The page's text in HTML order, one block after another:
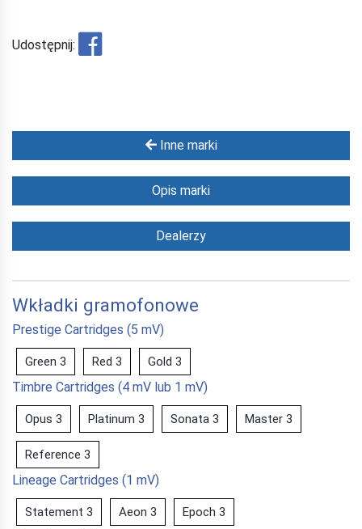
Inne marki
Opis marki
Dealerzy
Wkładki gramofonowe
Prestige Cartridges (5 mV)
Green 3 Red 3 Gold 3
Timbre Cartridges (4 mV lub 1 mV)
Opus 3 Platinum 3 Sonata 3 Master 3
Reference 3
Lineage Cartridges (1 mV)
Statement 3 Aeon 3 Epoch 3
Udostępnij: